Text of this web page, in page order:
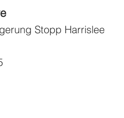
Stopp Harrislee